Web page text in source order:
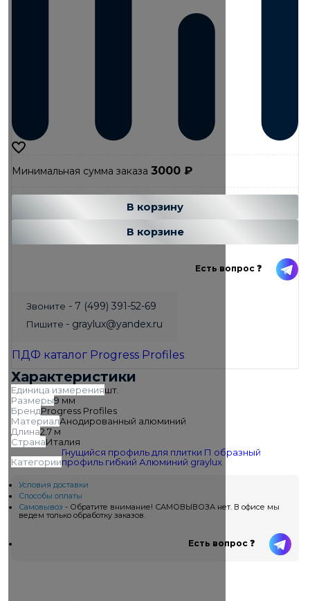
Минимальная сумма заказа 3000 ₽
В корзину
В корзине
Есть вопрос ❓
Звоните - 7 (499) 391-52-69
Пишите - graylux@yandex.ru
ПДФ каталог Progress Profiles
Характеристики
Единица измеренияшт.
Размеры9 мм
БрендProgress Profiles
МатериалАнодированный алюминий
Длина2.7 м
СтранаИталия
Категории
Гнущийся профиль для плитки П образный
профиль гибкий Алюминий graylux
Условия доставки
Способы оплаты
Самовывоз - Обратите внимание! САМОВЫВОЗА нет. В офисе мы
ведем только обработку заказов.
Есть вопрос ❓